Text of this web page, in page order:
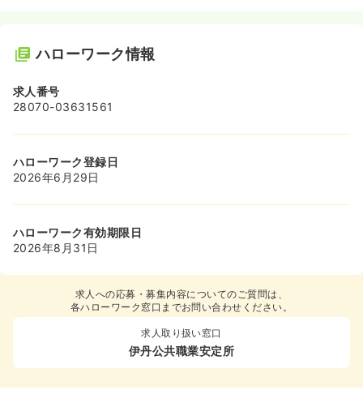
ハローワーク情報
求人番号
28070-03631561
ハローワーク登録日
2026年6月29日
ハローワーク有効期限日
2026年8月31日
求人への応募・募集内容についてのご質問は、
各ハローワーク窓口までお問い合わせください。
求人取り扱い窓口
伊丹公共職業安定所